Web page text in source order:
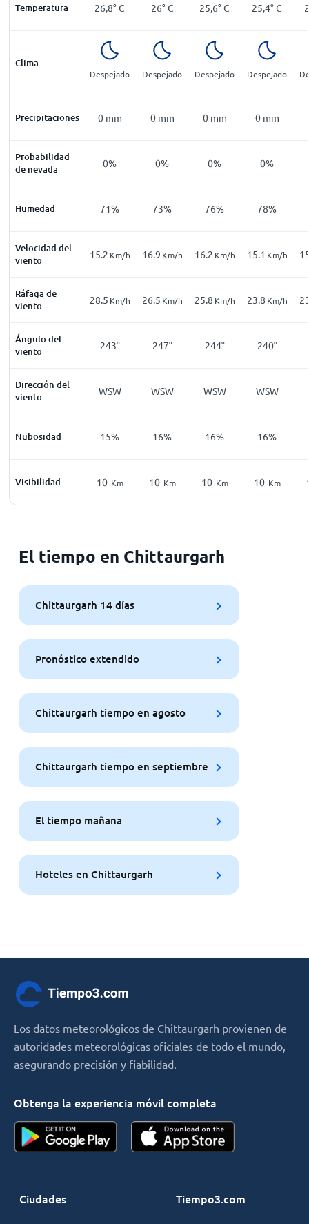
Temperatura 26,8°C 26°C 25,6°C 25,4°C
Clima
Despejado Despejado Despejado Despejado
Precipitaciones 0 mm 0 mm 0 mm 0 mm
Probabilidad
de nevada
0% 0% 0% 0%
Humedad 71% 73% 76% 78%
Velocidad del
viento
15.2 Km/h 16.9 Km/h 16.2 Km/h 15.1 Km/h
Ráfaga de
viento
28.5 Km/h 26.5 Km/h 25.8 Km/h 23.8 Km/h
Ángulo del
viento
243° 247° 244° 240°
Dirección del
viento
WSW WSW WSW WSW
Nubosidad 15% 16% 16% 16%
Visibilidad 10 Km 10 Km 10 Km 10 Km
El tiempo en Chittaurgarh
Chittaurgarh 14 días
Pronóstico extendido
Chittaurgarh tiempo en agosto
Chittaurgarh tiempo en septiembre
El tiempo mañana
Hoteles en Chittaurgarh
Los datos meteorológicos de Chittaurgarh provienen de
autoridades meteorológicas oficiales de todo el mundo,
asegurando precisión y fiabilidad.
Obtenga la experiencia móvil completa
Ciudades Tiempo3.com